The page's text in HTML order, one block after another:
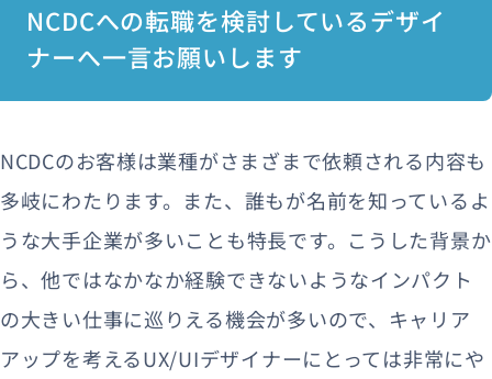
NCDCへの転職を検討しているデザイ
ナーへ一言お願いします
NCDCのお客様は業種がさまざまで依頼される内容も
多岐にわたります。また、誰もが名前を知っているよ
うな大手企業が多いことも特長です。こうした背景か
ら、他ではなかなか経験できないようなインパクト
の大きい仕事に巡りえる機会が多いので、キャリア
アップを考えるUX/UIデザイナーにとっては非常にや